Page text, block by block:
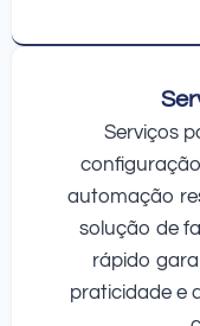
Serviços
automação
solução de
rápido
praticidade e